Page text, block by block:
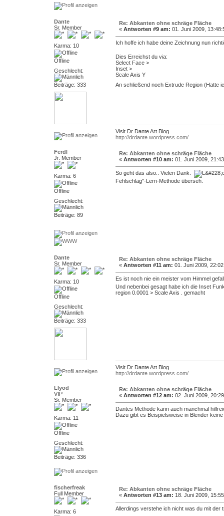
Dante
Sr. Member
Karma: 10
Offline
Geschlecht:
Beiträge: 333
Re: Abkanten ohne schräge Fläche
« Antworten #9 am: 01. Juni 2009,
Ich hoffe ich habe deine Zeichnung nun
Dies Erreichst du via:
Select Face >
Inset >
Scale Axis Y
An schließend noch Extrude Region (Hatte
Visit Dr Dante Art Blog
http://drdante.wordpress.com/
Ferdl
Jr. Member
Karma: 6
Offline
Geschlecht:
Beiträge: 89
Re: Abkanten ohne schräge Fläche
« Antworten #10 am: 01. Juni 2009,
So geht das also.. Vielen Dank.
Fehlschlag"-Lern-Methode überseh.
Dante
Sr. Member
Karma: 10
Offline
Geschlecht:
Beiträge: 333
Re: Abkanten ohne schräge Fläche
« Antworten #11 am: 01. Juni 2009,
Es ist noch nie ein meister vom Himmel
Und nebenbei gesagt habe ich die Inset
region 0.0001 > Scale Axis . gemacht
Visit Dr Dante Art Blog
http://drdante.wordpress.com/
Llyod
VIP
Sr. Member
Karma: 11
Offline
Geschlecht:
Beiträge: 336
Re: Abkanten ohne schräge Fläche
« Antworten #12 am: 02. Juni 2009,
Dantes Methode kann auch manchmal
Dazu gibt es Beispielsweise in Blender
fischerfreak
Full Member
Karma: 6
Re: Abkanten ohne schräge Fläche
« Antworten #13 am: 18. Juni 2009,
Allerdings verstehe ich nicht was du mit